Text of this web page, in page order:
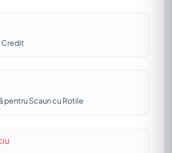
Credit
pentru Scaun cu Rotile